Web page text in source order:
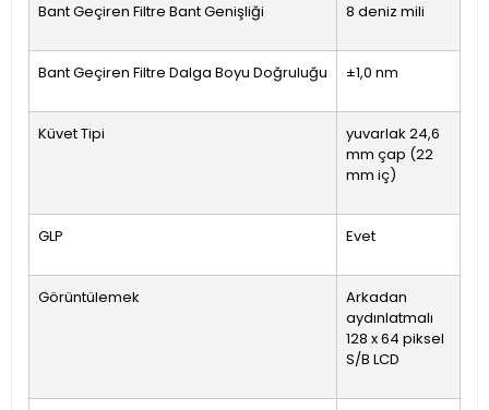
Bant Geçiren Filtre Bant Genişliği 8 deniz mili
Bant Geçiren Filtre Dalga Boyu Doğruluğu ±1,0 nm
Küvet Tipi
yuvarlak 24,6
mm çap (22
mm iç)
GLP Evet
Görüntülemek
Arkadan
aydınlatmalı
128 x 64 piksel
S/B LCD